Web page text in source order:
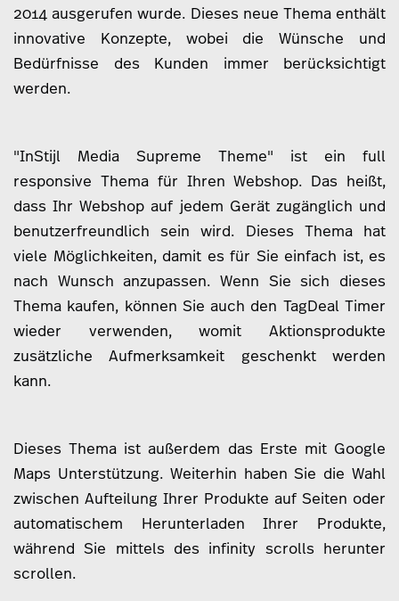
2014 ausgerufen wurde. Dieses neue Thema enthält
innovative Konzepte, wobei die Wünsche und
Bedürfnisse des Kunden immer berücksichtigt
werden.
"InStijl Media Supreme Theme" ist ein full
responsive Thema für Ihren Webshop. Das heißt,
dass Ihr Webshop auf jedem Gerät zugänglich und
benutzerfreundlich sein wird. Dieses Thema hat
viele Möglichkeiten, damit es für Sie einfach ist, es
nach Wunsch anzupassen. Wenn Sie sich dieses
Thema kaufen, können Sie auch den TagDeal Timer
wieder verwenden, womit Aktionsprodukte
zusätzliche Aufmerksamkeit geschenkt werden
kann.
Dieses Thema ist außerdem das Erste mit Google
Maps Unterstützung. Weiterhin haben Sie die Wahl
zwischen Aufteilung Ihrer Produkte auf Seiten oder
automatischem Herunterladen Ihrer Produkte,
während Sie mittels des infinity scrolls herunter
scrollen.